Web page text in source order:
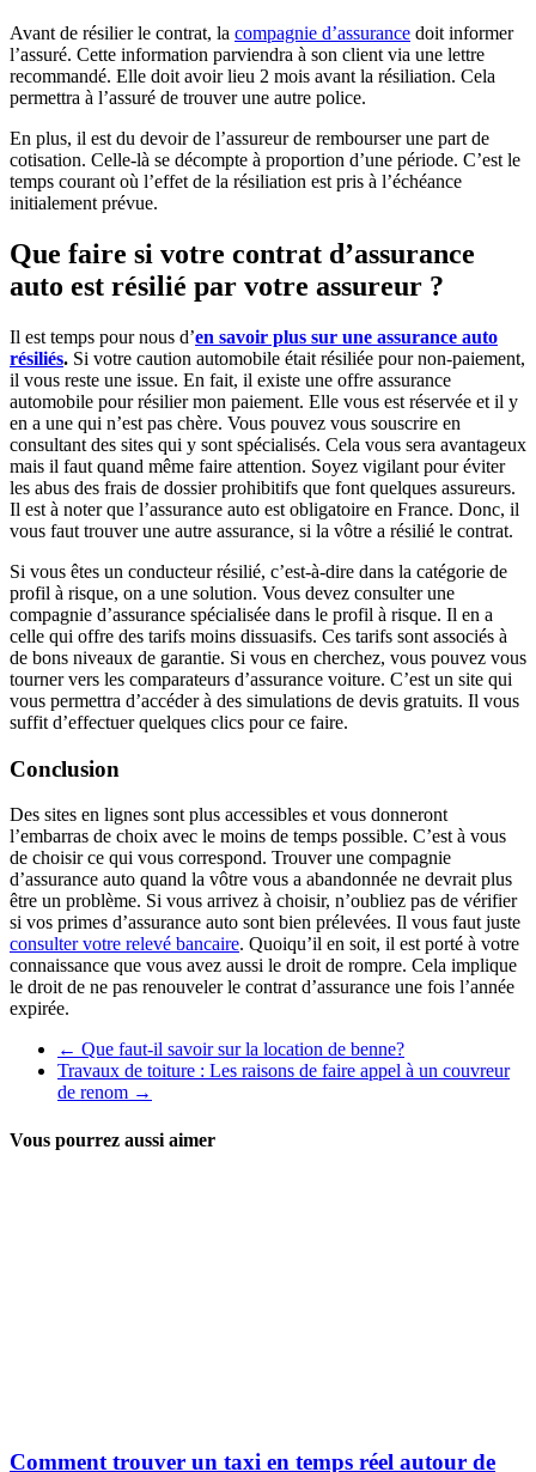
Avant de résilier le contrat, la compagnie d’assurance doit informer
l’assuré. Cette information parviendra à son client via une lettre
recommandé. Elle doit avoir lieu 2 mois avant la résiliation. Cela
permettra à l’assuré de trouver une autre police.
En plus, il est du devoir de l’assureur de rembourser une part de
cotisation. Celle-là se décompte à proportion d’une période. C’est le
temps courant où l’effet de la résiliation est pris à l’échéance
initialement prévue.
Que faire si votre contrat d’assurance
auto est résilié par votre assureur ?
Il est temps pour nous d’en savoir plus sur une assurance auto
résiliés. Si votre caution automobile était résiliée pour non-paiement,
il vous reste une issue. En fait, il existe une offre assurance
automobile pour résilier mon paiement. Elle vous est réservée et il y
en a une qui n’est pas chère. Vous pouvez vous souscrire en
consultant des sites qui y sont spécialisés. Cela vous sera avantageux
mais il faut quand même faire attention. Soyez vigilant pour éviter
les abus des frais de dossier prohibitifs que font quelques assureurs.
Il est à noter que l’assurance auto est obligatoire en France. Donc, il
vous faut trouver une autre assurance, si la vôtre a résilié le contrat.
Si vous êtes un conducteur résilié, c’est-à-dire dans la catégorie de
profil à risque, on a une solution. Vous devez consulter une
compagnie d’assurance spécialisée dans le profil à risque. Il en a
celle qui offre des tarifs moins dissuasifs. Ces tarifs sont associés à
de bons niveaux de garantie. Si vous en cherchez, vous pouvez vous
tourner vers les comparateurs d’assurance voiture. C’est un site qui
vous permettra d’accéder à des simulations de devis gratuits. Il vous
suffit d’effectuer quelques clics pour ce faire.
Conclusion
Des sites en lignes sont plus accessibles et vous donneront
l’embarras de choix avec le moins de temps possible. C’est à vous
de choisir ce qui vous correspond. Trouver une compagnie
d’assurance auto quand la vôtre vous a abandonnée ne devrait plus
être un problème. Si vous arrivez à choisir, n’oubliez pas de vérifier
si vos primes d’assurance auto sont bien prélevées. Il vous faut juste
consulter votre relevé bancaire. Quoiqu’il en soit, il est porté à votre
connaissance que vous avez aussi le droit de rompre. Cela implique
le droit de ne pas renouveler le contrat d’assurance une fois l’année
expirée.
← Que faut-il savoir sur la location de benne?
Travaux de toiture : Les raisons de faire appel à un couvreur
de renom →
Vous pourrez aussi aimer
Comment trouver un taxi en temps réel autour de